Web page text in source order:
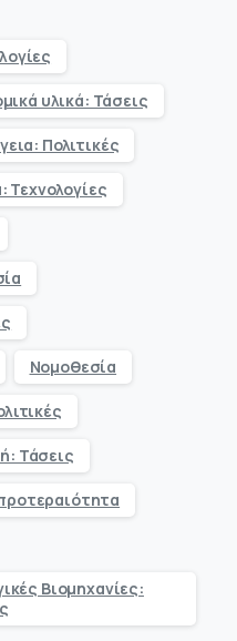
υλικά: Τάσεις
Πολιτικές
Τεχνολογίες
Νομοθεσία
Τάσεις
Βιομηχανίες: